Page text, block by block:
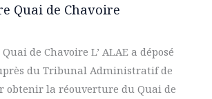
Quai de Chavoire
de Chavoire L’ ALAE a déposé
du Tribunal Administratif de
obtenir la réouverture du Quai de